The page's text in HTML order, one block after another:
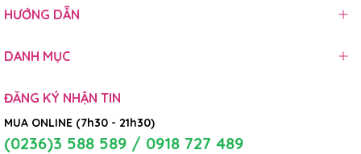
HƯỚNG DẪN
DANH MỤC
ĐĂNG KÝ NHẬN TIN
MUA ONLINE (7h30 - 21h30)
(0236)3 588 589 / 0918 727 489